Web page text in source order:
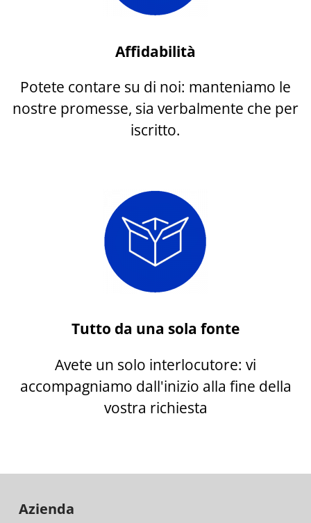
Affidabilità
Potete contare su di noi: manteniamo le
nostre promesse, sia verbalmente che per
iscritto.
Tutto da una sola fonte
Avete un solo interlocutore: vi
accompagniamo dall'inizio alla fine della
vostra richiesta
Azienda